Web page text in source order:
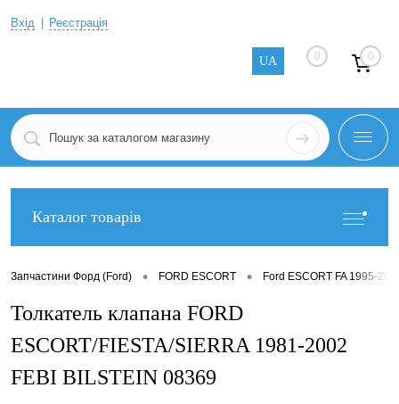
Вхід Реєстрація
UA 0 0
Каталог товарів
Запчастини Форд (Ford) • FORD ESCORT • Ford ESCORT FA 1995-
Толкатель клапана FORD
ESCORT/FIESTA/SIERRA 1981-2002
FEBI BILSTEIN 08369